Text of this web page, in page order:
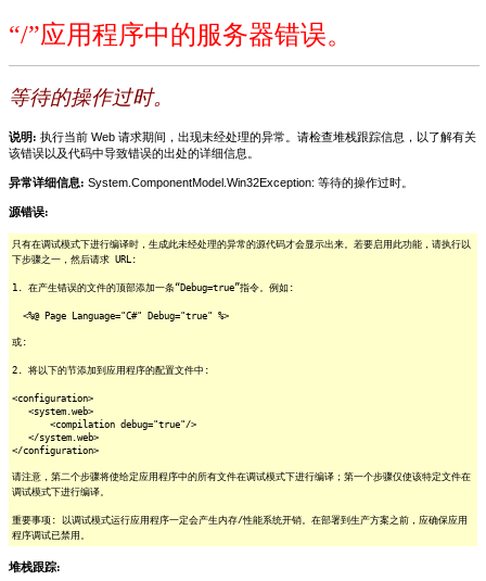
“/”应用程序中的服务器错误。
等待的操作过时。
说明: 执行当前 Web 请求期间，出现未经处理的异常。请检查堆栈跟踪信息，以了解有关
该错误以及代码中导致错误的出处的详细信息。
异常详细信息: System.ComponentModel.Win32Exception: 等待的操作过时。
源错误:
只有在调试模式下进行编译时，生成此未经处理的异常的源代码才会显示出来。若要启用此功能，请执行以
下步骤之一，然后请求 URL:
1. 在产生错误的文件的顶部添加一条“Debug=true”指令。例如:
<%@ Page Language="C#" Debug="true" %>
或:
2. 将以下的节添加到应用程序的配置文件中:
<configuration>
<system.web>
<compilation debug="true"/>
</system.web>
</configuration>
请注意，第二个步骤将使给定应用程序中的所有文件在调试模式下进行编译；第一个步骤仅使该特定文件在
调试模式下进行编译。
重要事项: 以调试模式运行应用程序一定会产生内存/性能系统开销。在部署到生产方案之前，应确保应用
程序调试已禁用。
堆栈跟踪: